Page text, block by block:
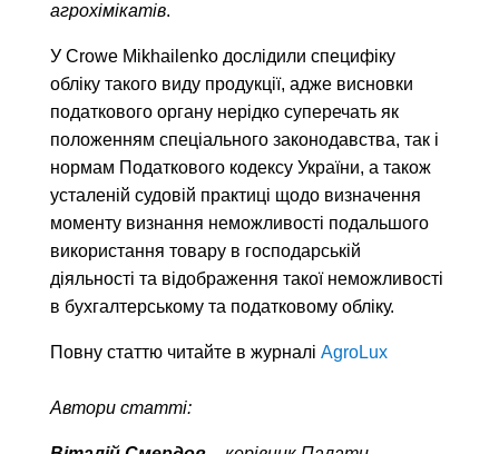
агрохімікатів.
У Crowe Mikhailenko дослідили специфіку
обліку такого виду продукції, адже висновки
податкового органу нерідко суперечать як
положенням спеціального законодавства, так і
нормам Податкового кодексу України, а також
усталеній судовій практиці щодо визначення
моменту визнання неможливості подальшого
використання товару в господарській
діяльності та відображення такої неможливості
в бухгалтерському та податковому обліку.
Повну статтю читайте в журналі AgroLux
Автори статті: